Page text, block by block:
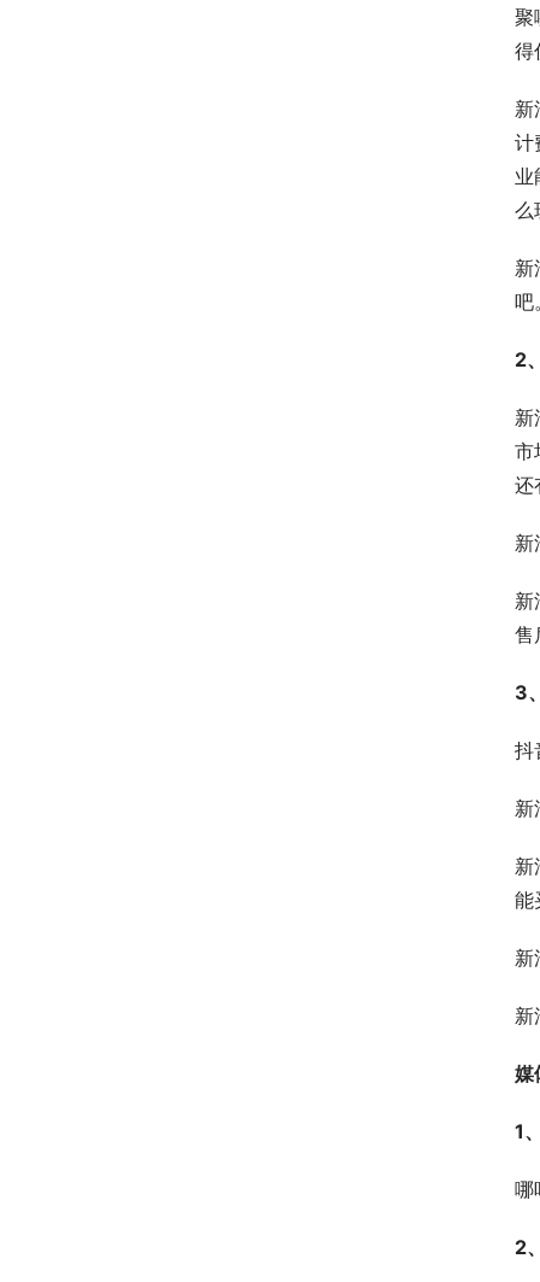
聚
得
新
计
业
么
新
吧。
2
新
市
还
新
新
售
3
抖
新
新
能
新
新
媒
1
哪
2